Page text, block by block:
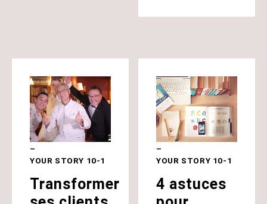
YOUR STORY 10-1
Transformer
YOUR STORY 10-1
4 astuces